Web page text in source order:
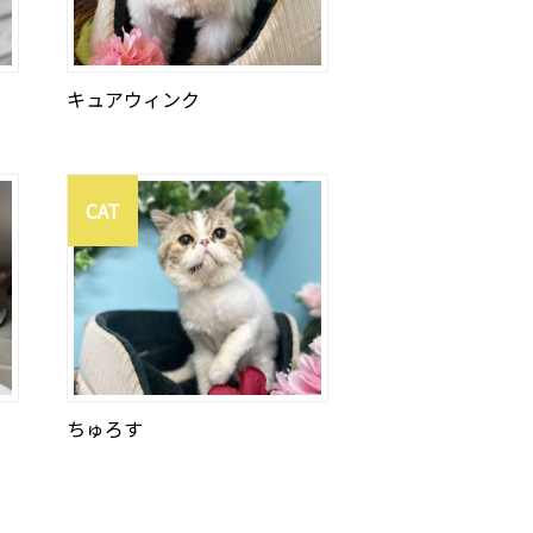
キュアウィンク
CAT
ちゅろす